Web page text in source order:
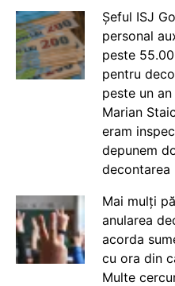
Șeful ISJ
personal
peste
pentru
peste un
Marian
eram
depunem
decontarea
Mai mulți
anularea
acorda
cu ora din
Multe